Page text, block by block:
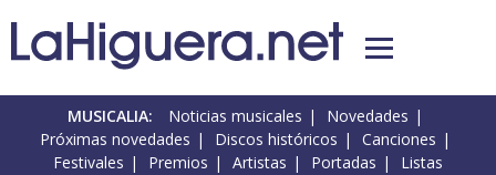
MUSICALIA: Noticias musicales
Novedades
Próximas novedades
Discos históricos
Canciones
Festivales
Premios Artistas Portadas Listas